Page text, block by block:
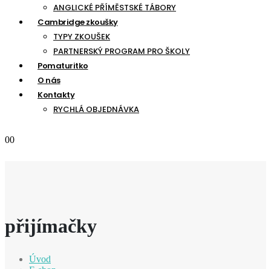
ANGLICKÉ PŘÍMĚSTSKÉ TÁBORY
Cambridge zkoušky
TYPY ZKOUŠEK
PARTNERSKÝ PROGRAM PRO ŠKOLY
Pomaturitko
O nás
Kontakty
RYCHLÁ OBJEDNÁVKA
00
přijímačky
Úvod